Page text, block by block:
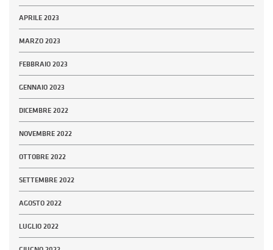
APRILE 2023
MARZO 2023
FEBBRAIO 2023
GENNAIO 2023
DICEMBRE 2022
NOVEMBRE 2022
OTTOBRE 2022
SETTEMBRE 2022
AGOSTO 2022
LUGLIO 2022